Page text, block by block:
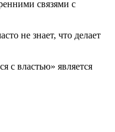
связями с
не знает, что делает
с властью» является